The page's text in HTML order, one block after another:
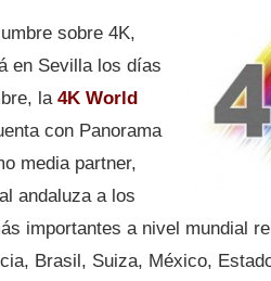
sobre 4K,
en Sevilla los días
la 4K World
con Panorama
media partner,
andaluza a los
importantes a nivel mundial
Brasil, Suiza, México,